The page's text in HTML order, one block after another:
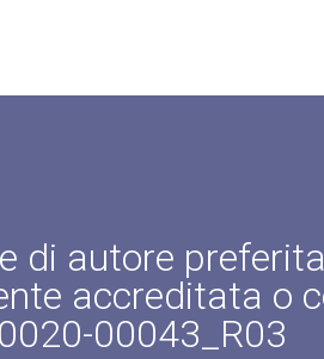
di autore
accreditata o
00043_R03